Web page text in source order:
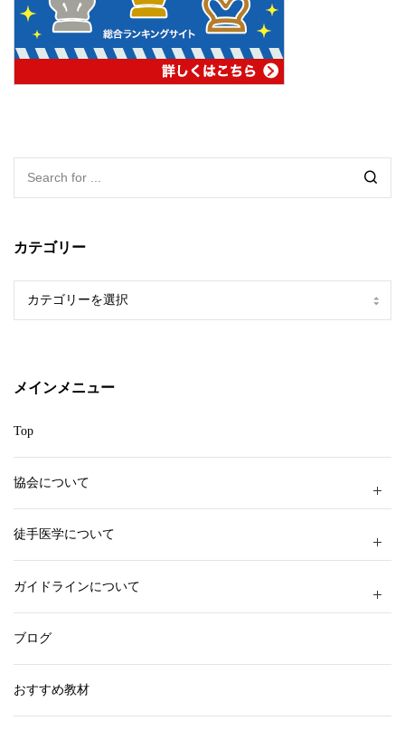
カテゴリー
メインメニュー
Top
協会について
徒手医学について
ガイドラインについて
ブログ
おすすめ教材